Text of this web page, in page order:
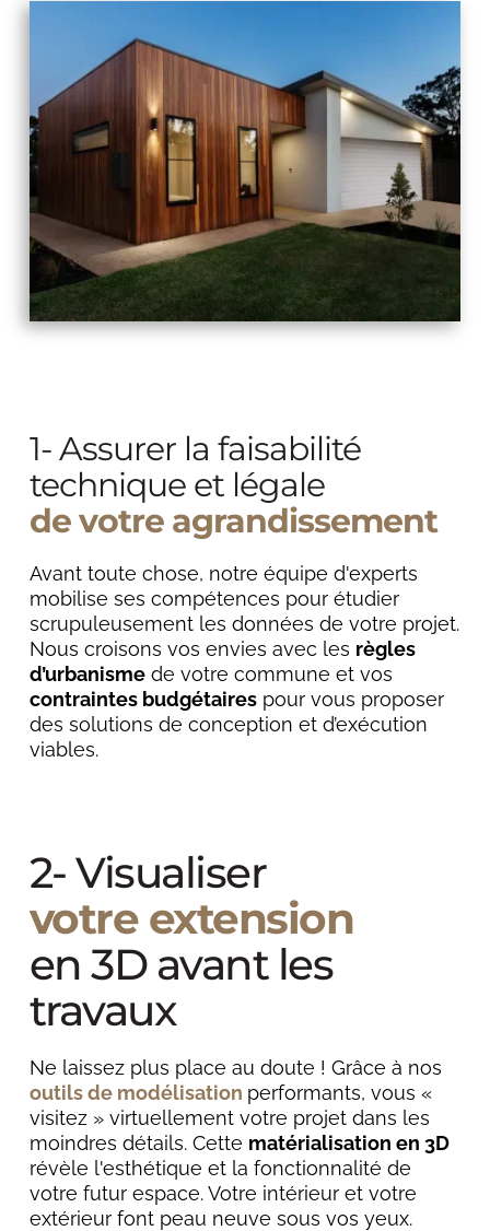
1- Assurer la faisabilité
technique et légale
de votre agrandissement
Avant toute chose, notre équipe d'experts
mobilise ses compétences pour étudier
scrupuleusement les données de votre projet.
Nous croisons vos envies avec les règles
d’urbanisme
contraintes budgétaires pour vous proposer
des solutions de conception et d’exécution
viables.
2- Visualiser
votre extension
en 3D avant les
travaux
outils de modélisation performants, vous «
visitez » virtuellement votre projet dans les
moindres détails. Cette matérialisation en 3D
révèle l'esthétique et la fonctionnalité de
votre futur espace. Votre intérieur et votre
extérieur font peau neuve sous vos yeux.